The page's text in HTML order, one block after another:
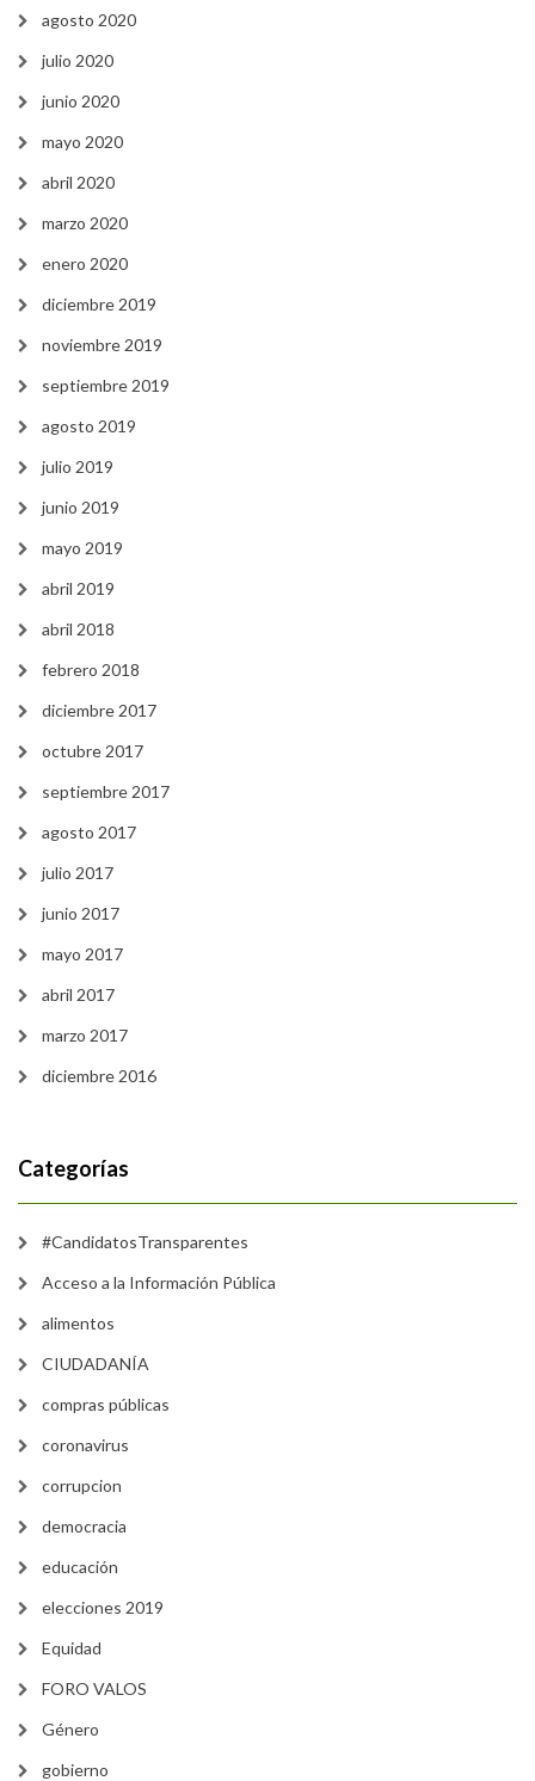
agosto 2020
julio 2020
junio 2020
mayo 2020
abril 2020
marzo 2020
enero 2020
diciembre 2019
noviembre 2019
septiembre 2019
agosto 2019
julio 2019
junio 2019
mayo 2019
abril 2019
abril 2018
febrero 2018
diciembre 2017
octubre 2017
septiembre 2017
agosto 2017
julio 2017
junio 2017
mayo 2017
abril 2017
marzo 2017
diciembre 2016
Categorías
#CandidatosTransparentes
Acceso a la Información Pública
alimentos
CIUDADANÍA
compras públicas
coronavirus
corrupcion
democracia
educación
elecciones 2019
Equidad
FORO VALOS
Género
gobierno